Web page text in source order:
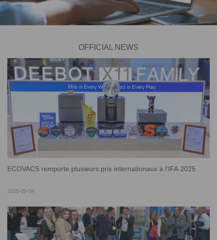
OFFICIAL NEWS
ECOVACS remporte plusieurs prix internationaux à l’IFA 2025
2025-09-04